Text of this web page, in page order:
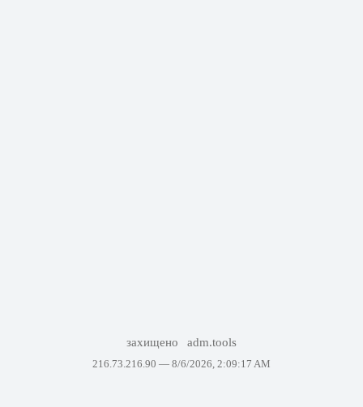
захищено adm.tools
216.73.216.90 — 8/6/2026, 2:09:17 AM